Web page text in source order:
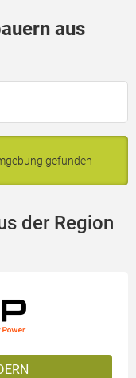
aus
gefunden
der Region